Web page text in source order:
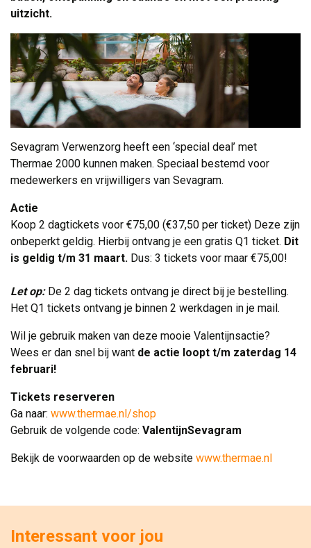
uitzicht.
Sevagram Verwenzorg heeft een ‘special deal’ met
Thermae 2000 kunnen maken. Speciaal bestemd voor
medewerkers en vrijwilligers van Sevagram.
Actie
Koop 2 dagtickets voor €75,00 (€37,50 per ticket) Deze zijn
onbeperkt geldig. Hierbij ontvang je een gratis Q1 ticket. Dit
is geldig t/m 31 maart. Dus: 3 tickets voor maar €75,00!
Let op:De 2 dag tickets ontvang je direct bij je bestelling.
Het Q1 tickets ontvang je binnen 2 werkdagen in je mail.
Wil je gebruik maken van deze mooie Valentijnsactie?
Wees er dan snel bij want de actie loopt t/m zaterdag 14
februari!
Tickets reserveren
Ga naar: www.thermae.nl/shop
Gebruik de volgende code: ValentijnSevagram
Bekijk de voorwaarden op de website www.thermae.nl
Interessant voor jou